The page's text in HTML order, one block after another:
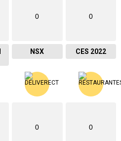
0
NSX
0
CES 2022
0 0